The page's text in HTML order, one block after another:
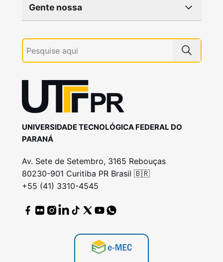
Gente nossa
UNIVERSIDADE TECNOLÓGICA FEDERAL DO
PARANÁ
Av. Sete de Setembro, 3165 Rebouças
80230-901 Curitiba PR Brasil 🇧🇷
+55 (41) 3310-4545